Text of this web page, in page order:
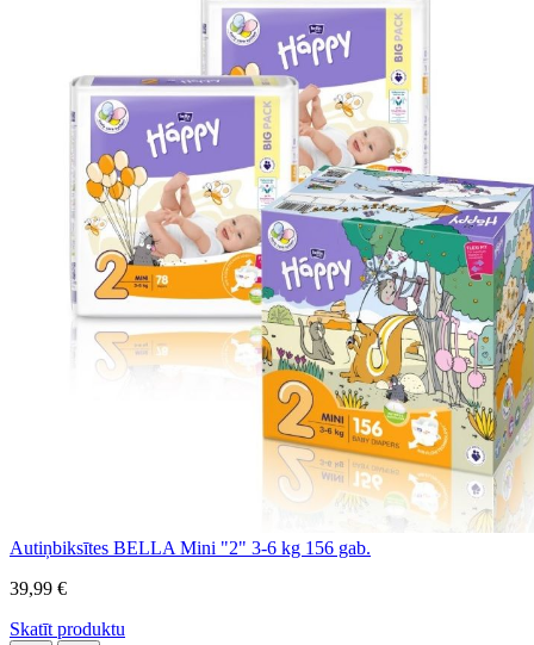
Autiņbiksītes BELLA Mini "2" 3-6 kg 156 gab.
39,99 €
Skatīt produktu